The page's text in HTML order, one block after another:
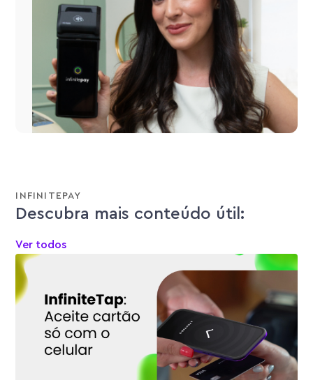
INFINITEPAY
Descubra mais conteúdo útil:
Ver todos